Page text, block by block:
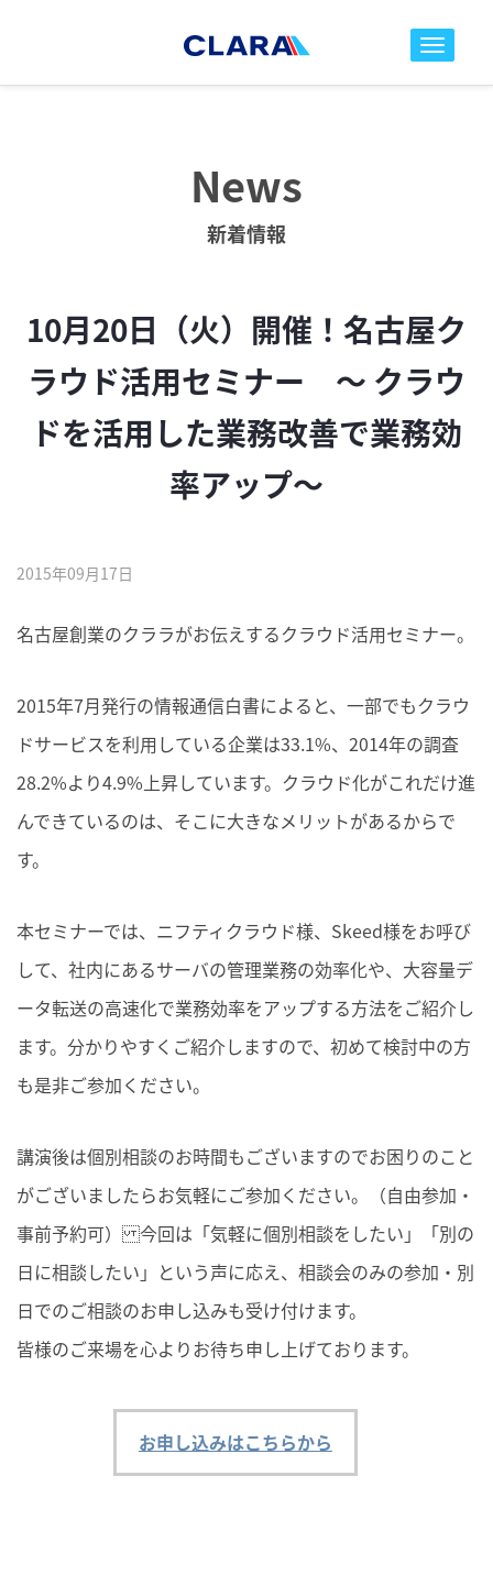
toggle
News
新着情報
10月20日（火）開催！名古屋ク
ラウド活用セミナー ～ クラウ
ドを活用した業務改善で業務効
率アップ～
2015年09月17日
名古屋創業のクララがお伝えするクラウド活用セミナー。
2015年7月発行の情報通信白書によると、一部でもクラウ
ドサービスを利用している企業は33.1%、2014年の調査
28.2%より4.9%上昇しています。クラウド化がこれだけ進
んできているのは、そこに大きなメリットがあるからで
す。
本セミナーでは、ニフティクラウド様、Skeed様をお呼び
して、社内にあるサーバの管理業務の効率化や、大容量デ
ータ転送の高速化で業務効率をアップする方法をご紹介し
ます。分かりやすくご紹介しますので、初めて検討中の方
も是非ご参加ください。
講演後は個別相談のお時間もございますのでお困りのこと
がございましたらお気軽にご参加ください。（自由参加・
事前予約可） 今回は「気軽に個別相談をしたい」「別の
日に相談したい」という声に応え、相談会のみの参加・別
日でのご相談のお申し込みも受け付けます。
皆様のご来場を心よりお待ち申し上げております。
お申し込みはこちらから